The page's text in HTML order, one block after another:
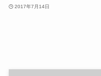
2017年7月14日